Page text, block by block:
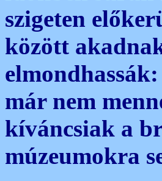
szigeten
között
már nem
kíváncsiak a
múzeumokra